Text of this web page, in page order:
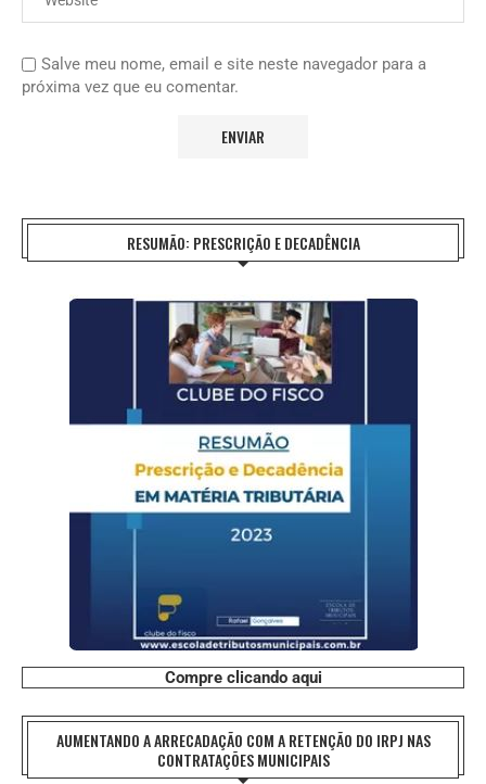
Salve meu nome, email e site neste navegador para a
próxima vez que eu comentar.
RESUMÃO: PRESCRIÇÃO E DECADÊNCIA
Compre clicando aqui
AUMENTANDO A ARRECADAÇÃO COM A RETENÇÃO DO IRPJ NAS
CONTRATAÇÕES MUNICIPAIS